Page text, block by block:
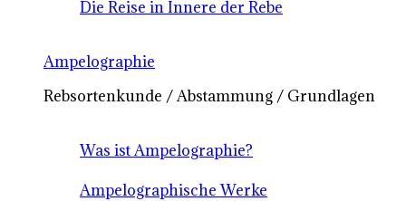
Die Reise in Innere der Rebe
Ampelographie
Rebsortenkunde / Abstammung / Grundlagen
Was ist Ampelographie?
Ampelographische Werke